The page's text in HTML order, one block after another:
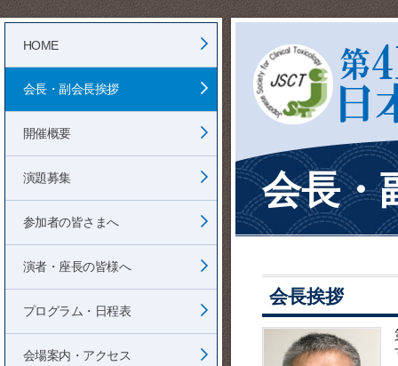
会長・
会長挨拶
HOME
会長・副会長挨拶
開催概要
演題募集
参加者の皆さまへ
演者・座長の皆様へ
プログラム・日程表
会場案内・アクセス